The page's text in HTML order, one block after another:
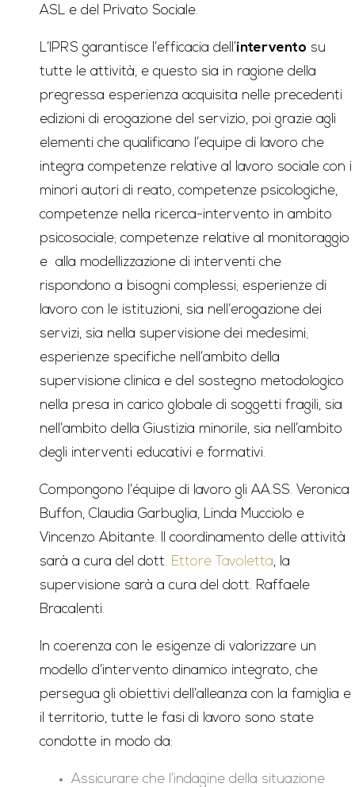
ASL e del Privato Sociale.
L’IPRS garantisce l’efficacia dell’intervento su
tutte le attività, e questo sia in ragione della
pregressa esperienza acquisita nelle precedenti
edizioni di erogazione del servizio, poi grazie agli
elementi che qualificano l’equipe di lavoro che
integra competenze relative al lavoro sociale con i
minori autori di reato, competenze psicologiche,
competenze nella ricerca-intervento in ambito
psicosociale; competenze relative al monitoraggio
e alla modellizzazione di interventi che
rispondono a bisogni complessi; esperienze di
lavoro con le istituzioni, sia nell’erogazione dei
servizi, sia nella supervisione dei medesimi;
esperienze specifiche nell’ambito della
supervisione clinica e del sostegno metodologico
nella presa in carico globale di soggetti fragili, sia
nell’ambito della Giustizia minorile, sia nell’ambito
degli interventi educativi e formativi.
Compongono l’équipe di lavoro gli AA.SS. Veronica
Buffon, Claudia Garbuglia, Linda Mucciolo e
Vincenzo Abitante. Il coordinamento delle attività
sarà a cura del dott. Ettore Tavoletta, la
supervisione sarà a cura del dott. Raffaele
Bracalenti.
In coerenza con le esigenze di valorizzare un
modello d’intervento dinamico integrato, che
persegua gli obiettivi dell’alleanza con la famiglia e
il territorio, tutte le fasi di lavoro sono state
condotte in modo da:
Assicurare che l’indagine della situazione